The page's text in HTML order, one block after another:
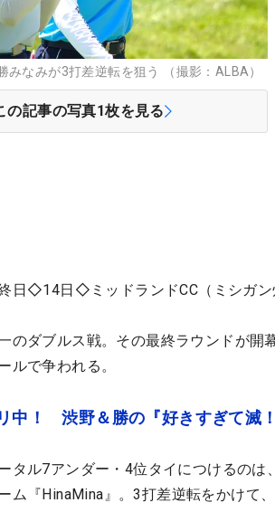
みなみが3打差逆転を狙う （撮影：ALBA）
の記事の写真1枚を見る
日◇14日◇ミッドランドCC（ミシガ
のダブルス戦。その最終ラウンドが開
ルで争われる。
中！ 渋野＆勝の『好きすぎて滅！
タル7アンダー・4位タイにつけるのは
ム『HinaMina』。3打差逆転をかけて